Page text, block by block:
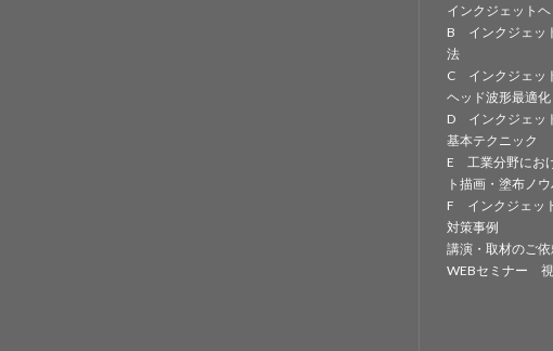
インクジェットヘ
B インクジェッ
法
C インクジェッ
ヘッド波形最適化
D インクジェッ
基本テクニック
E 工業分野にお
ト描画・塗布ノ
F インクジェッ
対策事例
講演・取材のご
WEBセミナー